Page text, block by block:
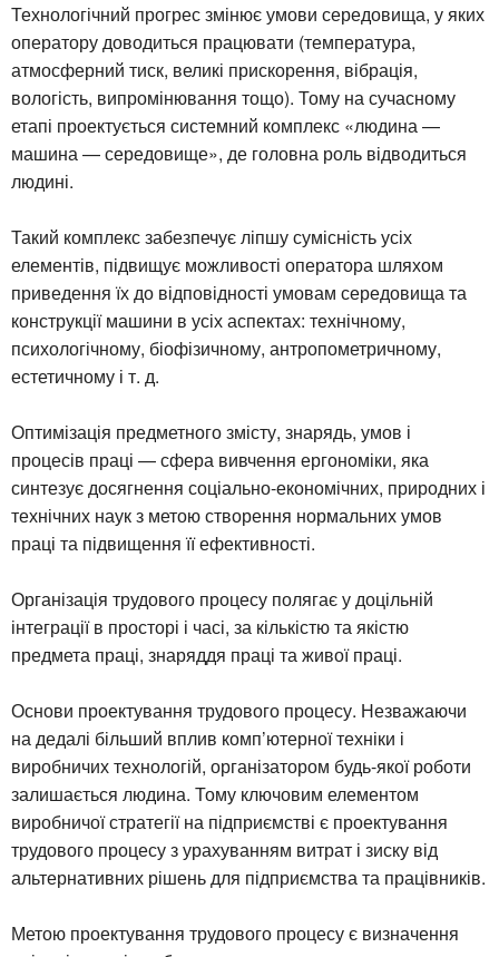
Технологічний прогрес змінює умови середовища, у яких
оператору доводиться працювати (температура,
атмосферний тиск, великі прискорення, вібрація,
вологість, випромінювання тощо). Тому на сучасному
етапі проектується системний комплекс «людина —
машина — середовище», де головна роль відводиться
людині.
Такий комплекс забезпечує ліпшу сумісність усіх
елементів, підвищує можливості оператора шляхом
приведення їх до відповідності умовам середовища та
конструкції машини в усіх аспектах: технічному,
психологічному, біофізичному, антропометричному,
естетичному і т. д.
Оптимізація предметного змісту, знарядь, умов і
процесів праці — сфера вивчення ергономіки, яка
синтезує досягнення соціально-економічних, природних і
технічних наук з метою створення нормальних умов
праці та підвищення її ефективності.
Організація трудового процесу полягає у доцільній
інтеграції в просторі і часі, за кількістю та якістю
предмета праці, знаряддя праці та живої праці.
Основи проектування трудового процесу. Незважаючи
на дедалі більший вплив комп’ютерної техніки і
виробничих технологій, організатором будь-якої роботи
залишається людина. Тому ключовим елементом
виробничої стратегії на підприємстві є проектування
трудового процесу з урахуванням витрат і зиску від
альтернативних рішень для підприємства та працівників.
Метою проектування трудового процесу є визначення